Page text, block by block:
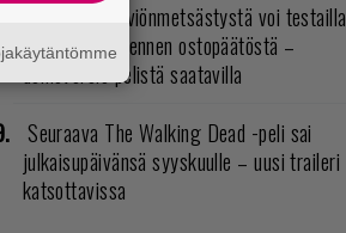
Capcomin hirviönmetsästystä voi testailla
nyt maksutta ennen ostopäätöstä –
demoversio pelistä saatavilla
Seuraava The Walking Dead -peli sai
julkaisupäivänsä syyskuulle – uusi traileri
katsottavissa